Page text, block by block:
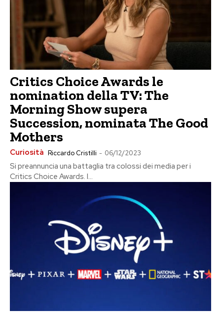
Critics Choice Awards le
nomination della TV: The
Morning Show supera
Succession, nominata The Good
Mothers
Curiosità Riccardo Cristilli - 06/12/2023
Si preannuncia una battaglia tra colossi dei media per i
Critics Choice Awards. I...